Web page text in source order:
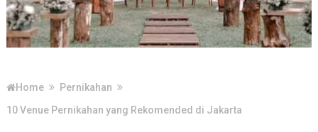
Home
Pernikahan
10 Venue Pernikahan yang Rekomended di Jakarta